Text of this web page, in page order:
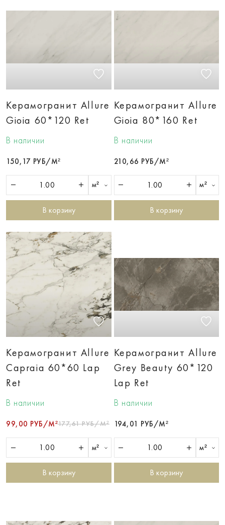
Керамогранит Allure
Gioia 60*120 Ret
В наличии
150,17 РУБ/М²
м²
В корзину
Керамогранит Allure
Gioia 80*160 Ret
В наличии
210,66 РУБ/М²
м²
В корзину
Керамогранит Allure
Capraia 60*60 Lap
Ret
В наличии
99,00 РУБ/М²177,61 РУБ/М²
м²
В корзину
Керамогранит Allure
Grey Beauty 60*120
Lap Ret
В наличии
194,01 РУБ/М²
м²
В корзину